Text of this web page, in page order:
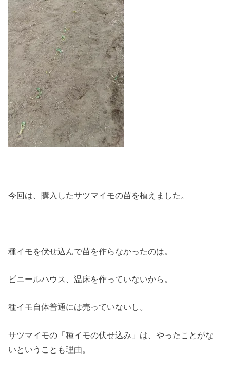
今回は、購入したサツマイモの苗を植えました。
種イモを伏せ込んで苗を作らなかったのは。
ビニールハウス、温床を作っていないから。
種イモ自体普通には売っていないし。
サツマイモの「種イモの伏せ込み」は、やったことがな
いということも理由。